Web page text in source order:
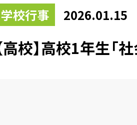
学校行事 2026.01.15
高校】高校1年生「